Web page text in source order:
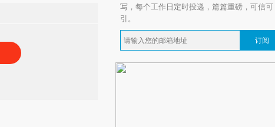
写，每个工作日定时投递，篇篇重磅，可信可
引。
订阅